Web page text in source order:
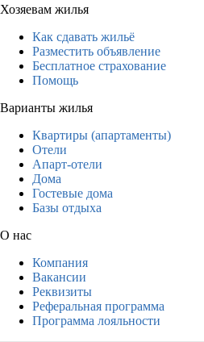
Хозяевам жилья
Как сдавать жильё
Разместить объявление
Бесплатное страхование
Помощь
Варианты жилья
Квартиры (апартаменты)
Отели
Апарт-отели
Дома
Гостевые дома
Базы отдыха
О нас
Компания
Вакансии
Реквизиты
Реферальная программа
Программа лояльности